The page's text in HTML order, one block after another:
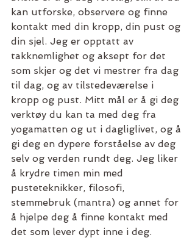
kan utforske, observere og finne
kontakt med din kropp, din pust og
din sjel. Jeg er opptatt av
takknemlighet og aksept for det
som skjer og det vi mestrer fra dag
til dag, og av tilstedeværelse i
kropp og pust. Mitt mål er å gi deg
verktøy du kan ta med deg fra
yogamatten og ut i dagliglivet, og å
gi deg en dypere forståelse av deg
selv og verden rundt deg. Jeg liker
å krydre timen min med
pusteteknikker, filosofi,
stemmebruk (mantra) og annet for
å hjelpe deg å finne kontakt med
det som lever dypt inne i deg.